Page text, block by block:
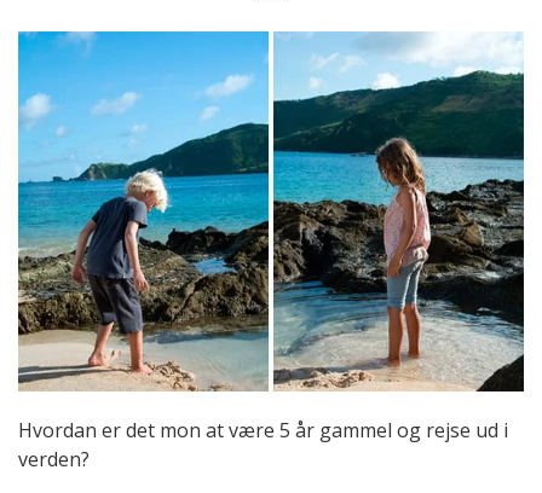
Hvordan er det mon at være 5 år gammel og rejse ud i
verden?